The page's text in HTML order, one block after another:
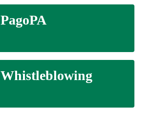
PagoPA
Whistleblowing